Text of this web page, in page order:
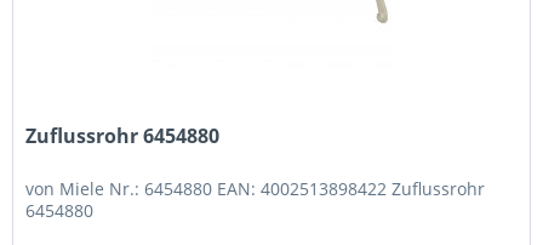
Zuflussrohr 6454880
von Miele Nr.: 6454880 EAN: 4002513898422 Zuflussrohr
6454880